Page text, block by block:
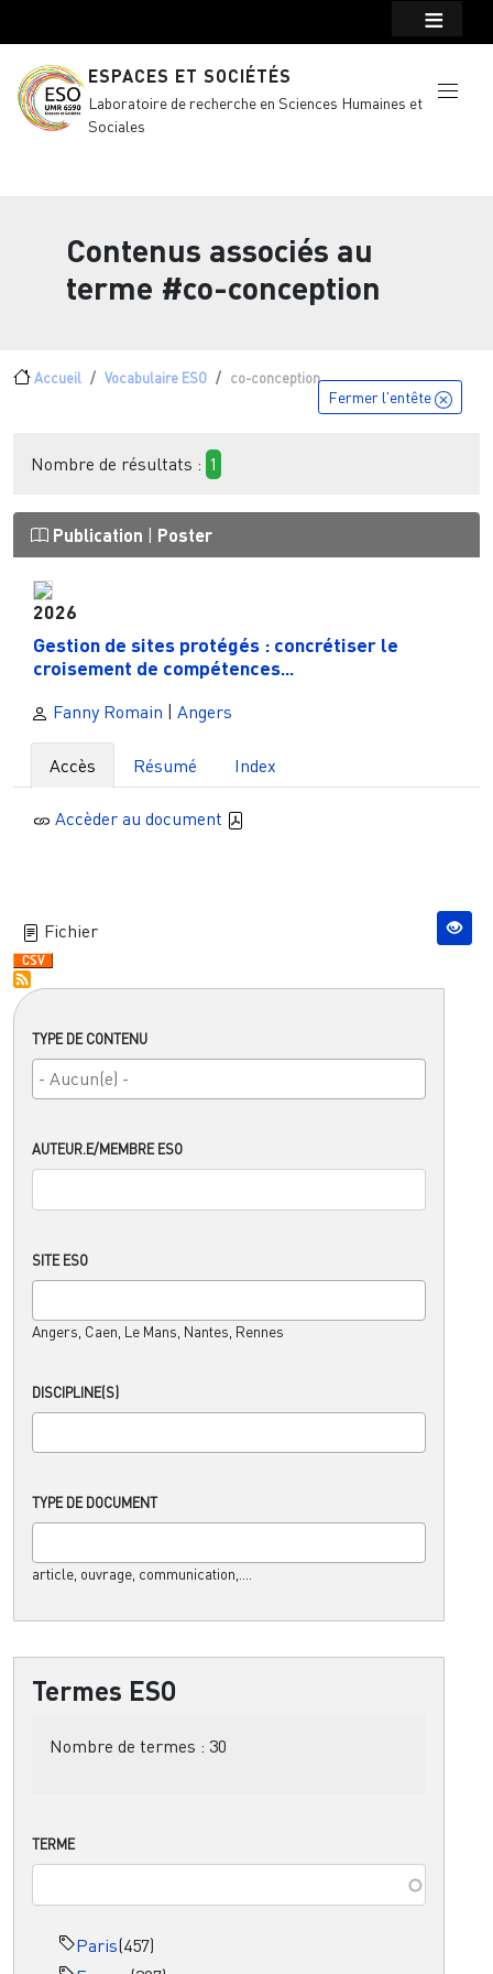
ESPACES ET SOCIÉTÉS
Laboratoire de recherche en Sciences Humaines et
Sociales
Contenus associés au
terme #co-conception
Fil d'Ariane
Accueil Vocabulaire ESO co-conception
TYPE DE CONTENU
AUTEUR.E/MEMBRE ESO
SITE ESO
Angers, Caen, Le Mans, Nantes, Rennes
DISCIPLINE(S)
TYPE DE DOCUMENT
article, ouvrage, communication,....
Termes ESO
Nombre de termes : 30
TERME
Paris(457)
Fermer l'entête
Nombre de résultats : 1
Publication Poster
2026
Gestion de sites protégés : concrétiser le
croisement de compétences...
Fanny Romain Angers
Accès Résumé Index
Accèder au document
Fichier